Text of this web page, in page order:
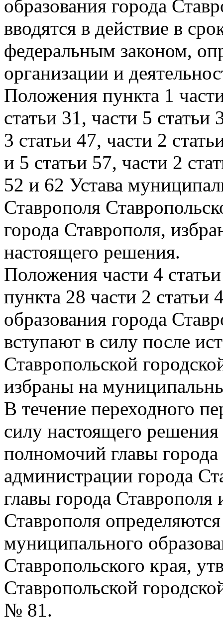
образования города
вводятся в действие в
федеральным законом,
организации и
Положения пункта 1
статьи 31, части 5 статьи
3 статьи 47, части 2
и 5 статьи 57, части 2
52 и 62 Устава
Ставрополя
города Ставрополя,
настоящего решения.
Положения части 4
пункта 28 части 2 статьи
образования города
вступают в силу после
Ставропольской
избраны на
В течение переходного
силу настоящего
полномочий главы
администрации города
главы города
Ставрополя
муниципального
Ставропольского края,
Ставропольской
№ 81.